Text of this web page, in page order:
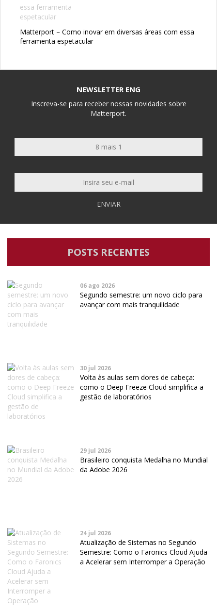
Matterport – Como inovar em diversas áreas com essa
ferramenta espetacular
NEWSLETTER ENG
Inscreva-se para receber nossas novidades sobre
Matterport.
ENVIAR
POSTS RECENTES
06 ago 2026
Segundo semestre: um novo ciclo para
avançar com mais tranquilidade
30 jul 2026
Volta às aulas sem dores de cabeça:
como o Deep Freeze Cloud simplifica a
gestão de laboratórios
29 jul 2026
Brasileiro conquista Medalha no Mundial
da Adobe 2026
24 jul 2026
Atualização de Sistemas no Segundo
Semestre: Como o Faronics Cloud Ajuda
a Acelerar sem Interromper a Operação